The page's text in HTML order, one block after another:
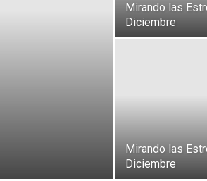
Mirando las
Diciembre
Mirando las
Diciembre